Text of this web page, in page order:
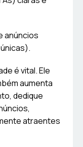
anúncios
é vital. Ele
aumenta
dedique
atraentes